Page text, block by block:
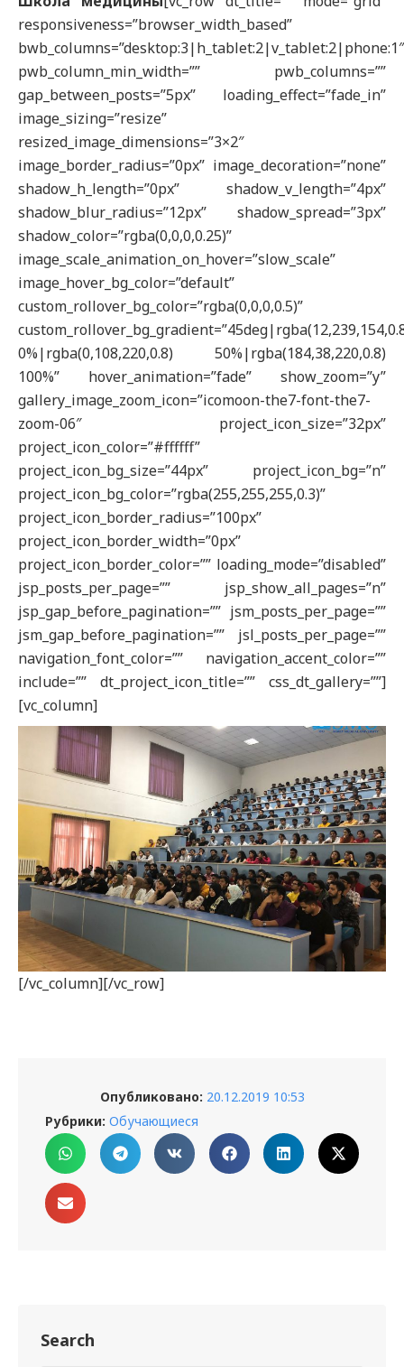
responsiveness=”browser_width_based”
bwb_columns=”desktop:3|h_tablet:2|v_tablet:2|phone:1″
pwb_column_min_width=”” pwb_columns=””
gap_between_posts=”5px” loading_effect=”fade_in”
image_sizing=”resize”
resized_image_dimensions=”3×2″
image_border_radius=”0px” image_decoration=”none”
shadow_h_length=”0px” shadow_v_length=”4px”
shadow_blur_radius=”12px” shadow_spread=”3px”
shadow_color=”rgba(0,0,0,0.25)”
image_scale_animation_on_hover=”slow_scale”
image_hover_bg_color=”default”
custom_rollover_bg_color=”rgba(0,0,0,0.5)”
0%|rgba(0,108,220,0.8) 50%|rgba(184,38,220,0.8)
100%” hover_animation=”fade” show_zoom=”y”
gallery_image_zoom_icon=”icomoon-the7-font-the7-
zoom-06″ project_icon_size=”32px”
project_icon_color=”#ffffff”
project_icon_bg_size=”44px” project_icon_bg=”n”
project_icon_bg_color=”rgba(255,255,255,0.3)”
project_icon_border_radius=”100px”
project_icon_border_width=”0px”
project_icon_border_color=”” loading_mode=”disabled”
jsp_posts_per_page=”” jsp_show_all_pages=”n”
jsp_gap_before_pagination=”” jsm_posts_per_page=””
jsm_gap_before_pagination=”” jsl_posts_per_page=””
navigation_font_color=”” navigation_accent_color=””
include=”” dt_project_icon_title=”” css_dt_gallery=””]
[vc_column]
[/vc_column][/vc_row]
Опубликовано: 20.12.2019 10:53
Рубрики: Обучающиеся
Search